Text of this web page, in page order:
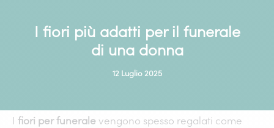
I fiori più adatti per il funerale
di una donna
12 Luglio 2025
I fiori per funerale vengono spesso regalati come